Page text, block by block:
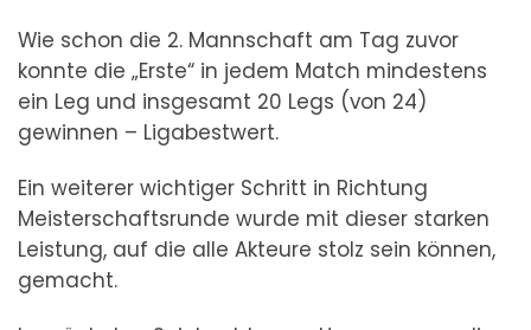
Wie schon die 2. Mannschaft am Tag zuvor
konnte die „Erste“ in jedem Match mindestens
ein Leg und insgesamt 20 Legs (von 24)
gewinnen – Ligabestwert.
Ein weiterer wichtiger Schritt in Richtung
Meisterschaftsrunde wurde mit dieser starken
Leistung, auf die alle Akteure stolz sein können,
gemacht.